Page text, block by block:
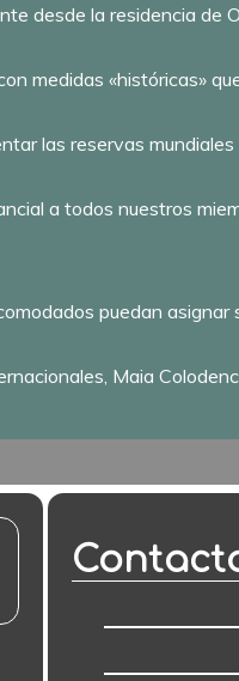
desde la residencia de
medidas «históricas»
las reservas
a todos nuestros
puedan asignar
Maia